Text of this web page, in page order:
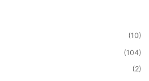
(10)
(104)
(2)